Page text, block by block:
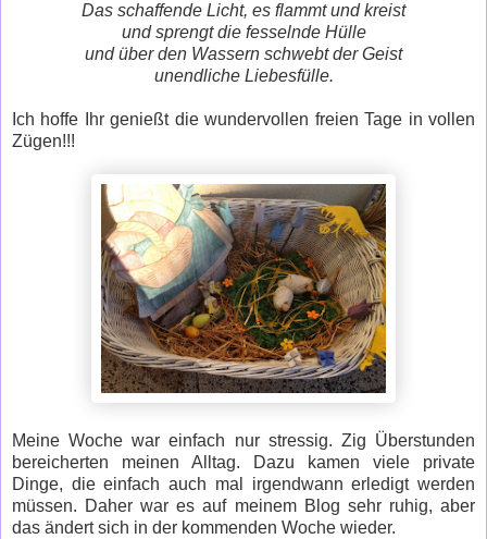
Das schaffende Licht, es flammt und kreist
und sprengt die fesselnde Hülle
und über den Wassern schwebt der Geist
unendliche Liebesfülle.
Ich hoffe Ihr genießt die wundervollen freien Tage in vollen
Zügen!!!
Meine Woche war einfach nur stressig. Zig Überstunden
bereicherten meinen Alltag. Dazu kamen viele private
Dinge, die einfach auch mal irgendwann erledigt werden
müssen. Daher war es auf meinem Blog sehr ruhig, aber
das ändert sich in der kommenden Woche wieder.